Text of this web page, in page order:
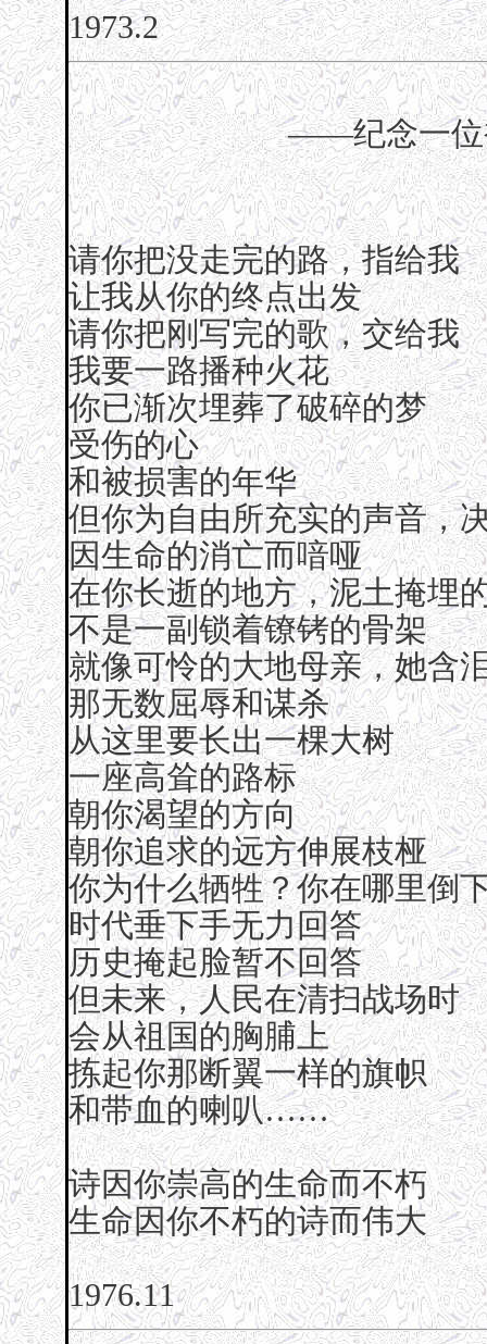
1973.2
——纪念一位
请你把没走完的路，指给我
让我从你的终点出发
请你把刚写完的歌，交给我
我要一路播种火花
你已渐次埋葬了破碎的梦
受伤的心
和被损害的年华
但你为自由所充实的声音，
因生命的消亡而喑哑
在你长逝的地方，泥土掩埋
不是一副锁着镣铐的骨架
就像可怜的大地母亲，她含
那无数屈辱和谋杀
从这里要长出一棵大树
一座高耸的路标
朝你渴望的方向
朝你追求的远方伸展枝桠
你为什么牺牲？你在哪里倒
时代垂下手无力回答
历史掩起脸暂不回答
但未来，人民在清扫战场时
会从祖国的胸脯上
拣起你那断翼一样的旗帜
和带血的喇叭……
诗因你崇高的生命而不朽
生命因你不朽的诗而伟大
1976.11